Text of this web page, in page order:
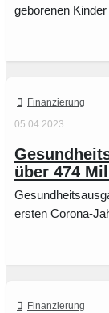
geborenen Kinder
Finanzierung
05.04.2023
über 474
ersten Corona-
Finanzierung